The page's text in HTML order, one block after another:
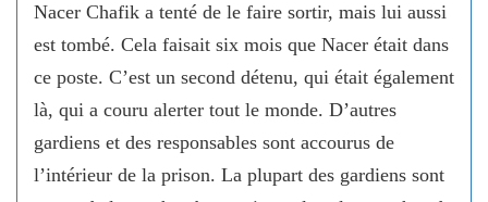
Nacer Chafik a tenté de le faire sortir, mais lui aussi
est tombé. Cela faisait six mois que Nacer était dans
ce poste. C’est un second détenu, qui était également
là, qui a couru alerter tout le monde. D’autres
gardiens et des responsables sont accourus de
l’intérieur de la prison. La plupart des gardiens sont